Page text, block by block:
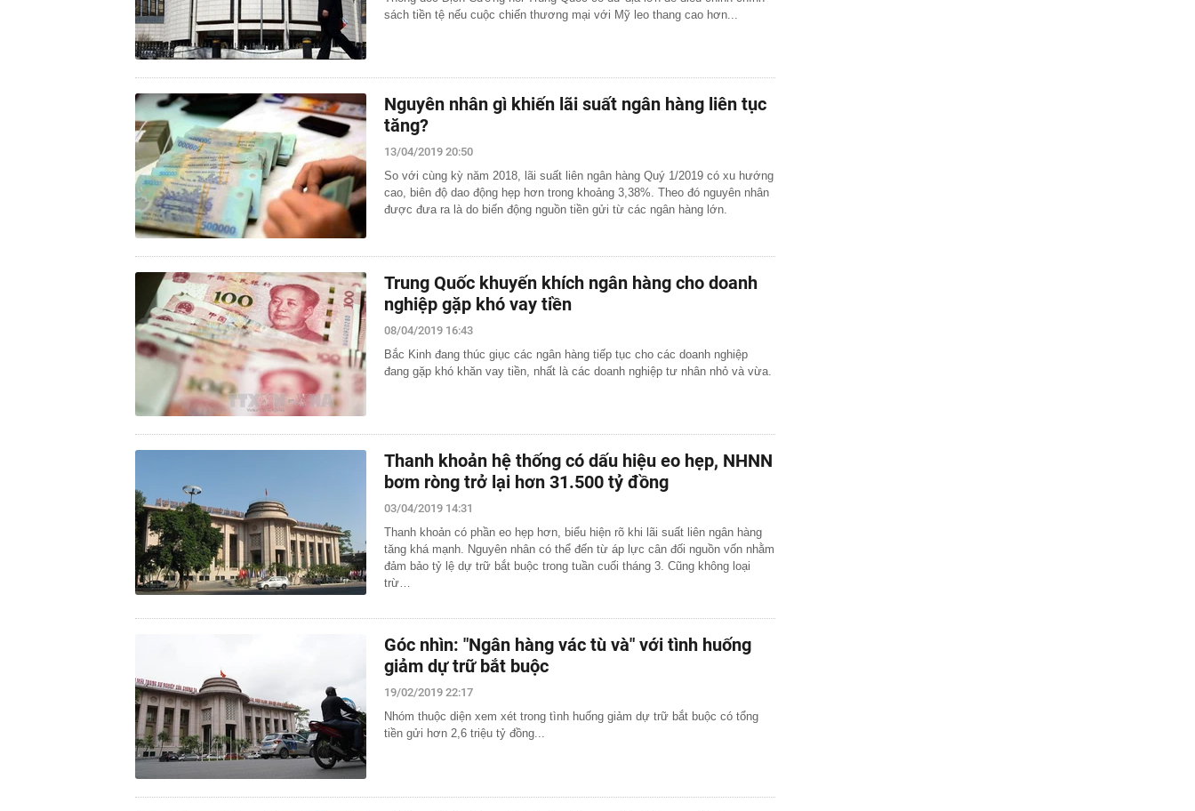
sách tiền tệ nếu cuộc chiến thương mại với Mỹ leo thang cao hơn...
Nguyên nhân gì khiến lãi suất ngân hàng liên tục
tăng?
13/04/2019 20:50
So với cùng kỳ năm 2018, lãi suất liên ngân hàng Quý 1/2019 có xu hướng
cao, biên độ dao động hẹp hơn trong khoảng 3,38%. Theo đó nguyên nhân
được đưa ra là do biến động nguồn tiền gửi từ các ngân hàng lớn.
Trung Quốc khuyến khích ngân hàng cho doanh
nghiệp gặp khó vay tiền
08/04/2019 16:43
Bắc Kinh đang thúc giục các ngân hàng tiếp tục cho các doanh nghiệp
đang gặp khó khăn vay tiền, nhất là các doanh nghiệp tư nhân nhỏ và vừa.
Thanh khoản hệ thống có dấu hiệu eo hẹp, NHNN
bơm ròng trở lại hơn 31.500 tỷ đồng
03/04/2019 14:31
Thanh khoản có phần eo hẹp hơn, biểu hiện rõ khi lãi suất liên ngân hàng
tăng khá mạnh. Nguyên nhân có thể đến từ áp lực cân đối nguồn vốn nhằm
đảm bảo tỷ lệ dự trữ bắt buộc trong tuần cuối tháng 3. Cũng không loại
trừ…
Góc nhìn: "Ngân hàng vác tù và" với tình huống
giảm dự trữ bắt buộc
19/02/2019 22:17
Nhóm thuộc diện xem xét trong tình huống giảm dự trữ bắt buộc có tổng
tiền gửi hơn 2,6 triệu tỷ đồng...